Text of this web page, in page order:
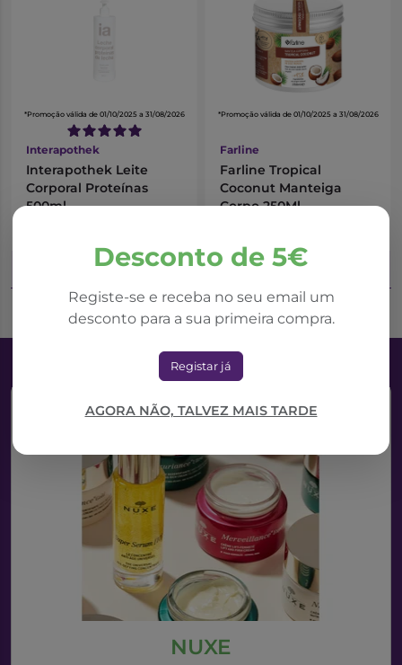
Desconto de 5€
Registe-se e receba no seu email um
desconto para a sua primeira compra.
Registar já
AGORA NÃO, TALVEZ MAIS TARDE
*Promoção válida de 01/10/2025 a 31/08/2026
Interapothek
Interapothek Leite
Corporal Proteínas
500ml
Adicionar ao Carrinho
*Promoção válida de 01/10/2025 a 31/08/2026
Farline
Farline Tropical
Coconut Manteiga
Corpo 250Ml
Adicionar ao Carrinho
NUXE